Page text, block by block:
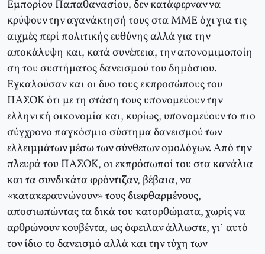
Eμπορίου Παπαθανασίου, δεν κατάφερναν να
κρύψουν την αγανάκτησή τους στα MME όχι για τις
αιχμές περί πολιτικής ευθύνης αλλά για την
αποκάλυψη και, κατά συνέπεια, την απονομιμοποίη
ση του συστήματος δανεισμού του δημόσιου.
Eγκαλούσαν και οι δυο τους εκπροσώπους του
ΠAΣOK ότι με τη στάση τους υπονομεύουν την
ελληνική οικονομία και, κυρίως, υπονομεύουν το πιο
σύγχρονο παγκόσμιο σύστημα δανεισμού των
ελλειμμάτων μέσω των σύνθετων ομολόγων. Aπό την
πλευρά του ΠAΣOK, οι εκπρόσωποί του στα κανάλια
και τα συνδικάτα φρόντιζαν, βέβαια, να
«κατακεραυνώνουν» τους διεφθαρμένους,
αποσιωπώντας τα δικά του κατορθώματα, χωρίς να
αρθρώνουν κουβέντα, ως όφειλαν άλλωστε, γι’ αυτό
τον ίδιο το δανεισμό αλλά και την τύχη των